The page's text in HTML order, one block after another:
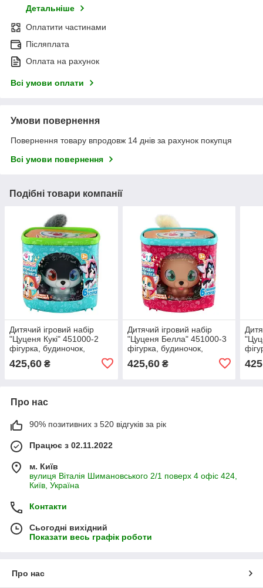
Детальніше
Оплатити частинами
Післяплата
Оплата на рахунок
Всі умови оплати
Умови повернення
Повернення товару впродовж 14 днів за рахунок покупця
Всі умови повернення
Подібні товари компанії
Дитячий ігровий набір
"Цуценя Кукі" 451000-2
фігурка, будиночок,
425,60 ₴
Дитячий ігровий набір
"Цуценя Белла" 451000-3
фігурка, будиночок,
425,60₴
Про нас
90% позитивних з 520 відгуків за рік
Працює з 02.11.2022
м. Київ
вулиця Віталія Шимановського 2/1 поверх 4 офіс 424,
Київ, Україна
Контакти
Сьогодні вихідний
Показати весь графік роботи
Про нас